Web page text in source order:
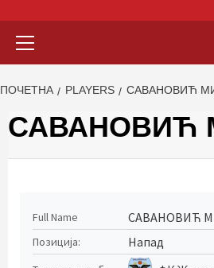
ПОЧЕТНА PLAYERS САВАНОВИЋ
САВАНОВИЋ
Full Name САВАНОВИЋ
Позиција: Напад